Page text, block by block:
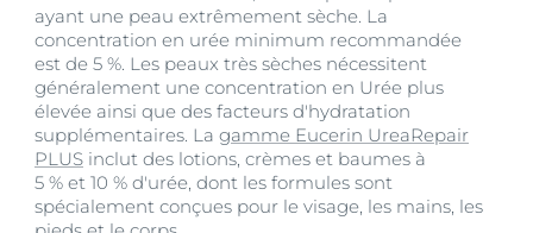
ayant une peau extrêmement sèche. La
concentration en urée minimum recommandée
est de 5 %. Les peaux très sèches nécessitent
généralement une concentration en Urée plus
élevée ainsi que des facteurs d'hydratation
supplémentaires. La gamme Eucerin UreaRepair
PLUS inclut des lotions, crèmes et baumes à
5 % et 10 % d'urée, dont les formules sont
spécialement conçues pour le visage, les mains, les